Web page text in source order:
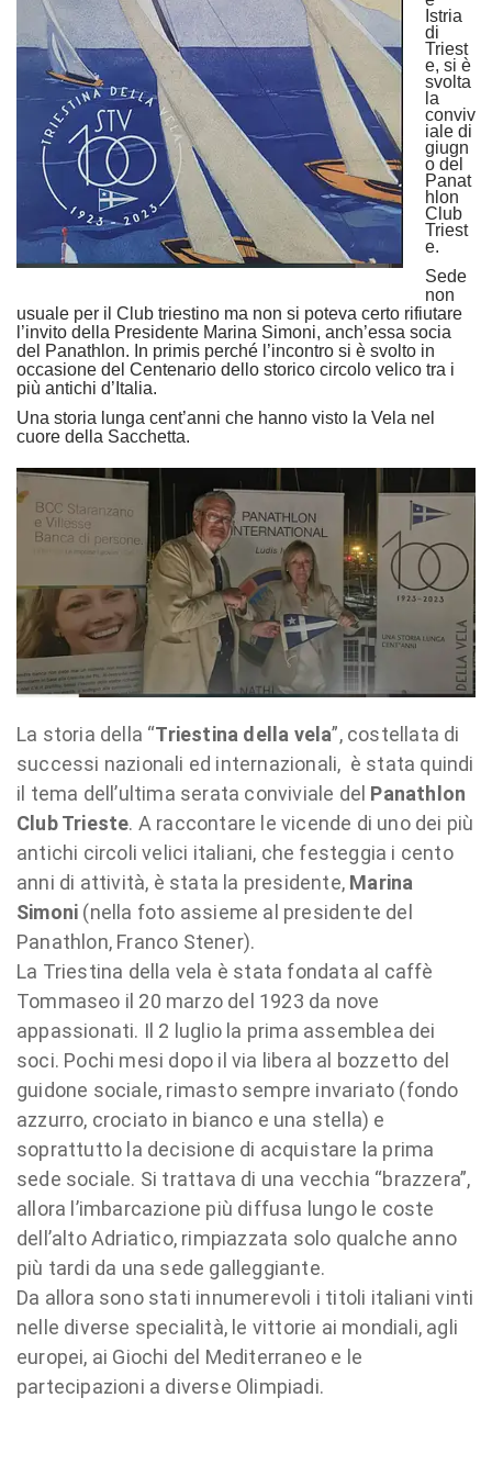
Istria
di
Triest
e, si è
svolta
la
conviv
iale di
giugn
o del
Panat
hlon
Club
Triest
e.
Sede
non
usuale per il Club triestino ma non si poteva certo rifiutare
l’invito della Presidente Marina Simoni, anch’essa socia
del Panathlon. In primis perché l’incontro si è svolto in
occasione del Centenario dello storico circolo velico tra i
più antichi d’Italia.
Una storia lunga cent’anni che hanno visto la Vela nel
cuore della Sacchetta.
La storia della “Triestina della vela”, costellata di
successi nazionali ed internazionali, è stata quindi
il tema dell’ultima serata conviviale del Panathlon
Club Trieste. A raccontare le vicende di uno dei più
antichi circoli velici italiani, che festeggia i cento
anni di attività, è stata la presidente, Marina
Simoni (nella foto assieme al presidente del
Panathlon, Franco Stener).
La Triestina della vela è stata fondata al caffè
Tommaseo il 20 marzo del 1923 da nove
appassionati. Il 2 luglio la prima assemblea dei
soci. Pochi mesi dopo il via libera al bozzetto del
guidone sociale, rimasto sempre invariato (fondo
azzurro, crociato in bianco e una stella) e
soprattutto la decisione di acquistare la prima
sede sociale. Si trattava di una vecchia “brazzera”,
allora l’imbarcazione più diffusa lungo le coste
dell’alto Adriatico, rimpiazzata solo qualche anno
più tardi da una sede galleggiante.
Da allora sono stati innumerevoli i titoli italiani vinti
nelle diverse specialità, le vittorie ai mondiali, agli
europei, ai Giochi del Mediterraneo e le
partecipazioni a diverse Olimpiadi.